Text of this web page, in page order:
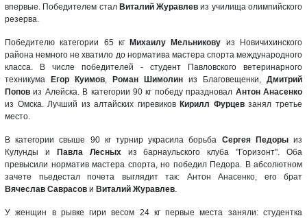
впервые. Победителем стал Виталий Журавлев из училища олимпийского
резерва.
Победителю категории 65 кг Михаилу Мельникову из Новичихинского
района немного не хватило до норматива мастера спорта международного
класса. В числе победителей - студент Павловского ветеринарного
техникума
Егор Куимов, Роман Шимолин из Благовещенки, Дмитрий
Поповиз Алейска. В категории 90 кг победу праздновал Антон Анасенко
из Омска. Лучший из алтайских гиревиков Кирилл Фурцевзанял третье
место.
В категории свыше 90 кг турнир украсила борьба Сергея Педорыиз
Кулунды и
Павла Лесныхиз барнаульского клуба "Горизонт". Оба
превысили норматив мастера спорта, но победил Педора. В абсолютном
зачете пьедестал почета выглядит так: Антон Анасенко, его брат
Вячеслав Саврасов и Виталий Журавлев.
У женщин в рывке гири весом 24 кг первые места заняли: студентка